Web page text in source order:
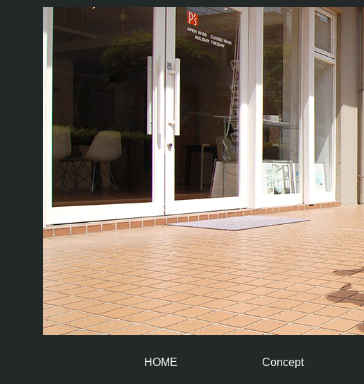
HOME Concept